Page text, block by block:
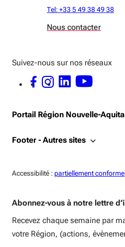
Tel: +33 5 49 38 49 38
Nous contacter
Suivez-nous sur nos réseaux
FACEBOOK - OUVERTURE DANS UNE
INSTAGRAM - OUVERTURE DANS
LINKEDIN - OUVERTURE
YOUTUBE -
Portail Région Nouvelle-
Footer - Autres sites
Accessibilité : Accessiblité:
partiellement conforme
Abonnez-vous à notre lettre
Recevez chaque semaine par
votre Région, (actions,